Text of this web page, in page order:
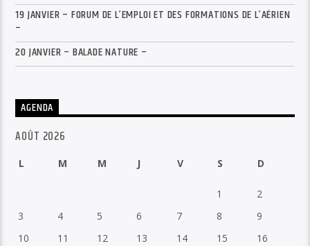
19 JANVIER – FORUM DE L’EMPLOI ET DES FORMATIONS DE L’AÉRIEN
–
20 JANVIER – BALADE NATURE –
AGENDA
AOÛT 2026
L M M J V S D
1
2
3
4 5 6 7 8
9
10
11 12 13 14 15
16